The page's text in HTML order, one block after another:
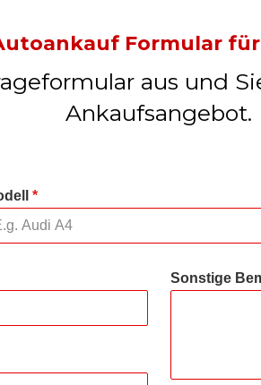
Formular für
aus und
Ankaufsangebot.
*
Sonstige